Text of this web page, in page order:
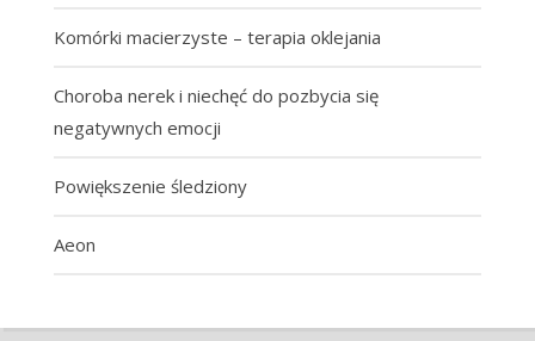
Komórki macierzyste – terapia oklejania
Choroba nerek i niechęć do pozbycia się
negatywnych emocji
Powiększenie śledziony
Aeon